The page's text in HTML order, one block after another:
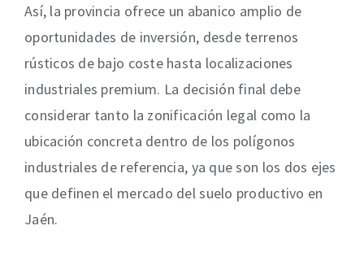
Así, la provincia ofrece un abanico amplio de
oportunidades de inversión, desde terrenos
rústicos de bajo coste hasta localizaciones
industriales premium. La decisión final debe
considerar tanto la zonificación legal como la
ubicación concreta dentro de los polígonos
industriales de referencia, ya que son los dos ejes
que definen el mercado del suelo productivo en
Jaén.